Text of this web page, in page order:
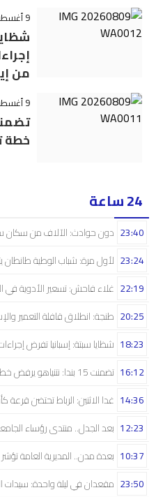
9 أغسطس 2026 - 18:23
من
9 أغسطس 2026 - 16:12
خطة
24 ساعة
دون حوادث: الآلاف من سكان 23:40
لأول مرة: شباب الوطية طانطان 23:24
غلاء فاحش: تسعير الأدوية في 22:19
طنجة: انطلاق قافلة التعمير 20:25
شظايا سبتة: إسبانيا تفرض 18:23
تضمنت 15 بندا: نتنياهو يرفض خطة ترمب حول غزة 16:12
غدا الاثنين: الرباط تحتضن قرعة 14:36
بعد الجدل.. منتدى رؤساء 12:23
بعدة مدن.. المديرية العامة 10:37
مقعدان في ليلة واحدة: سيدات 23:50